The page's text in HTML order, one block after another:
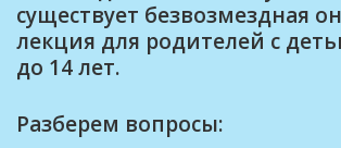
существует безвозмездная
лекция для родителей с
до 14 лет.
Разберем вопросы: